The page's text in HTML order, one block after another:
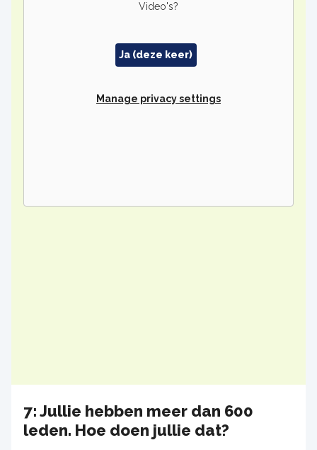
Video's?
Ja (deze keer)
Manage privacy settings
7: Jullie hebben meer dan 600
leden. Hoe doen jullie dat?